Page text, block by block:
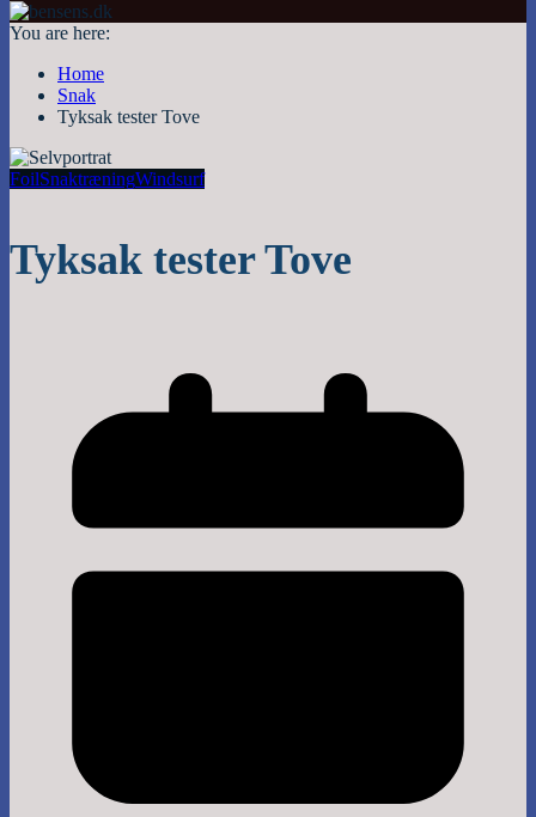
You are here:
Home
Snak
Tyksak tester Tove
FoilSnaktræningWindsurf
Tyksak tester Tove